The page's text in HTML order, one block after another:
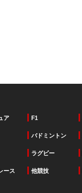
ア F1
バドミントン
ラグビー
ース 他競技